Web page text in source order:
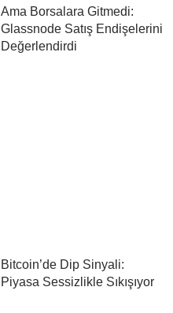
Ama Borsalara Gitmedi:
Glassnode Satış Endişelerini
Değerlendirdi
Bitcoin’de Dip Sinyali:
Piyasa Sessizlikle Sıkışıyor